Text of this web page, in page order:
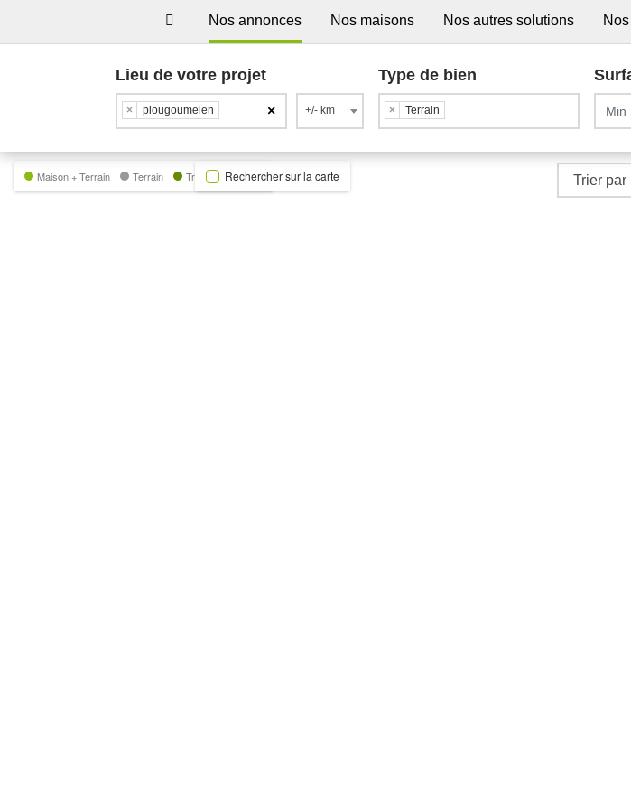
Nos annonces Nos maisons Nos autres solutions
Lieu de votre projet
×
× plougoumelen +/- km
Type de bien
× Terrain
Maison + Terrain Terrain Trecobat GreenRechercher sur la carte